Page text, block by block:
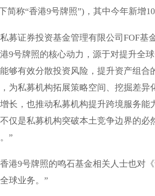
简称“香港9号牌照”)，其中今年新增10
募证券投资基金管理有限公司FOF基
9号牌照的核心动力，源于对提升全
够有效分散投资风险，提升资产组
为私募机构拓展策略空间、挖掘差
长，也推动私募机构提升跨境服务
仅是私募机构突破本土竞争边界的
”
港9号牌照的鸣石基金相关人士也对
球业务。”